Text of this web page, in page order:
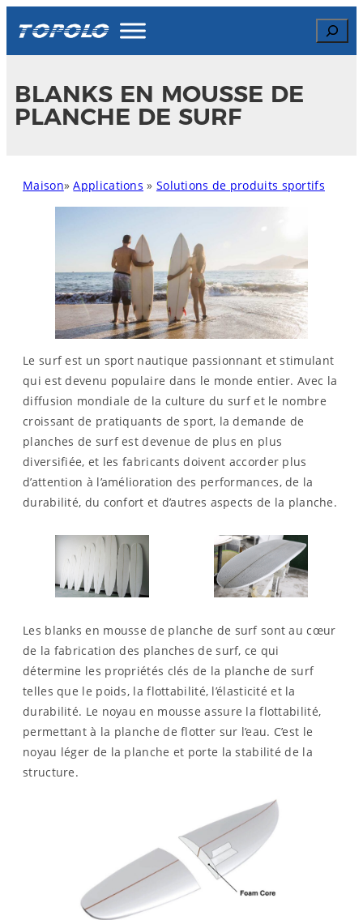
content
Search
BLANKS EN MOUSSE DE
PLANCHE DE SURF
Maison»Applications » Solutions de produits sportifs
Le surf est un sport nautique passionnant et stimulant
qui est devenu populaire dans le monde entier. Avec la
diffusion mondiale de la culture du surf et le nombre
croissant de pratiquants de sport, la demande de
planches de surf est devenue de plus en plus
diversifiée, et les fabricants doivent accorder plus
d’attention à l’amélioration des performances, de la
durabilité, du confort et d’autres aspects de la planche.
Les blanks en mousse de planche de surf sont au cœur
de la fabrication des planches de surf, ce qui
détermine les propriétés clés de la planche de surf
telles que le poids, la flottabilité, l’élasticité et la
durabilité. Le noyau en mousse assure la flottabilité,
permettant à la planche de flotter sur l’eau. C’est le
noyau léger de la planche et porte la stabilité de la
structure.